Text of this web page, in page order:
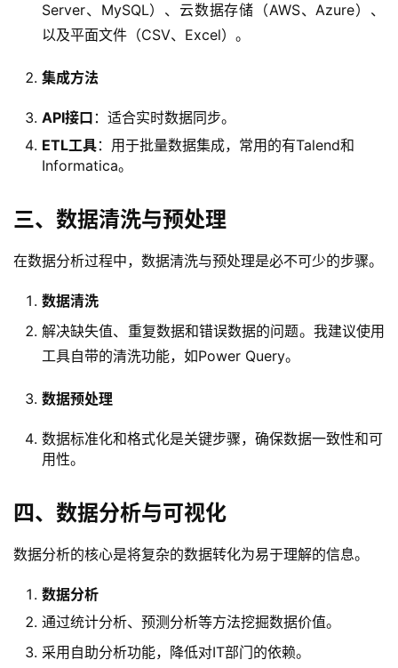
Server、MySQL）、云数据存储（AWS、Azure）、
以及平面文件（CSV、Excel）。
集成方法
API接口 ：适合实时数据同步。
ETL工具：用于批量数据集成，常用的有Talend和
Informatica。
三、数据清洗与预处理
在数据分析过程中，数据清洗与预处理是必不可少的步骤。
数据清洗
解决缺失值、重复数据和错误数据的问题。我建议使用
工具自带的清洗功能，如Power Query。
数据预处理
数据标准化和格式化是关键步骤，确保数据一致性和可
用性。
四、数据分析与可视化
数据分析的核心是将复杂的数据转化为易于理解的信息。
数据分析
通过统计分析、预测分析等方法挖掘数据价值。
采用自助分析功能，降低对IT部门的依赖。